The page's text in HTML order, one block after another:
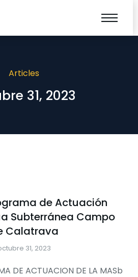
Articles
31, 2023
de Actuación
Subterránea Campo
Calatrava
31, 2023
DE ACTUACION DE LA MASb